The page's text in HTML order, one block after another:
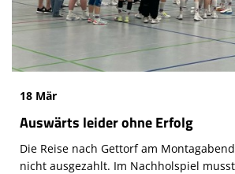
18 Mär
Auswärts leider ohne Erfolg
Die Reise nach Gettorf am
nicht ausgezahlt. Im Nachholspiel